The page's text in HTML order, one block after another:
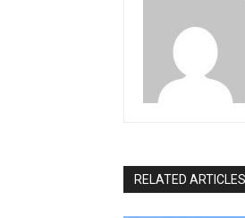
RELATED ARTICLES